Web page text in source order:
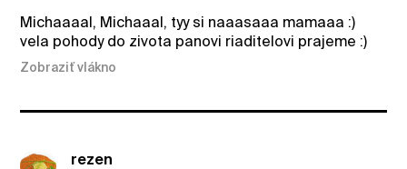
Michaaaal, Michaaal, tyy si naaasaaa mamaaa :)
vela pohody do zivota panovi riaditelovi prajeme :)
Zobraziť vlákno
rezen